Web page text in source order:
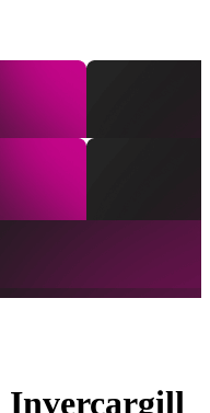
Invercargill